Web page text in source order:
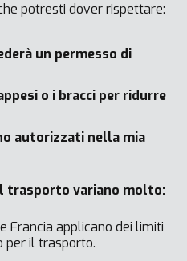
potresti dover rispettare:
un permesso di
o i bracci per ridurre
autorizzati nella mia
trasporto variano molto:
Francia applicano dei limiti
per il trasporto.